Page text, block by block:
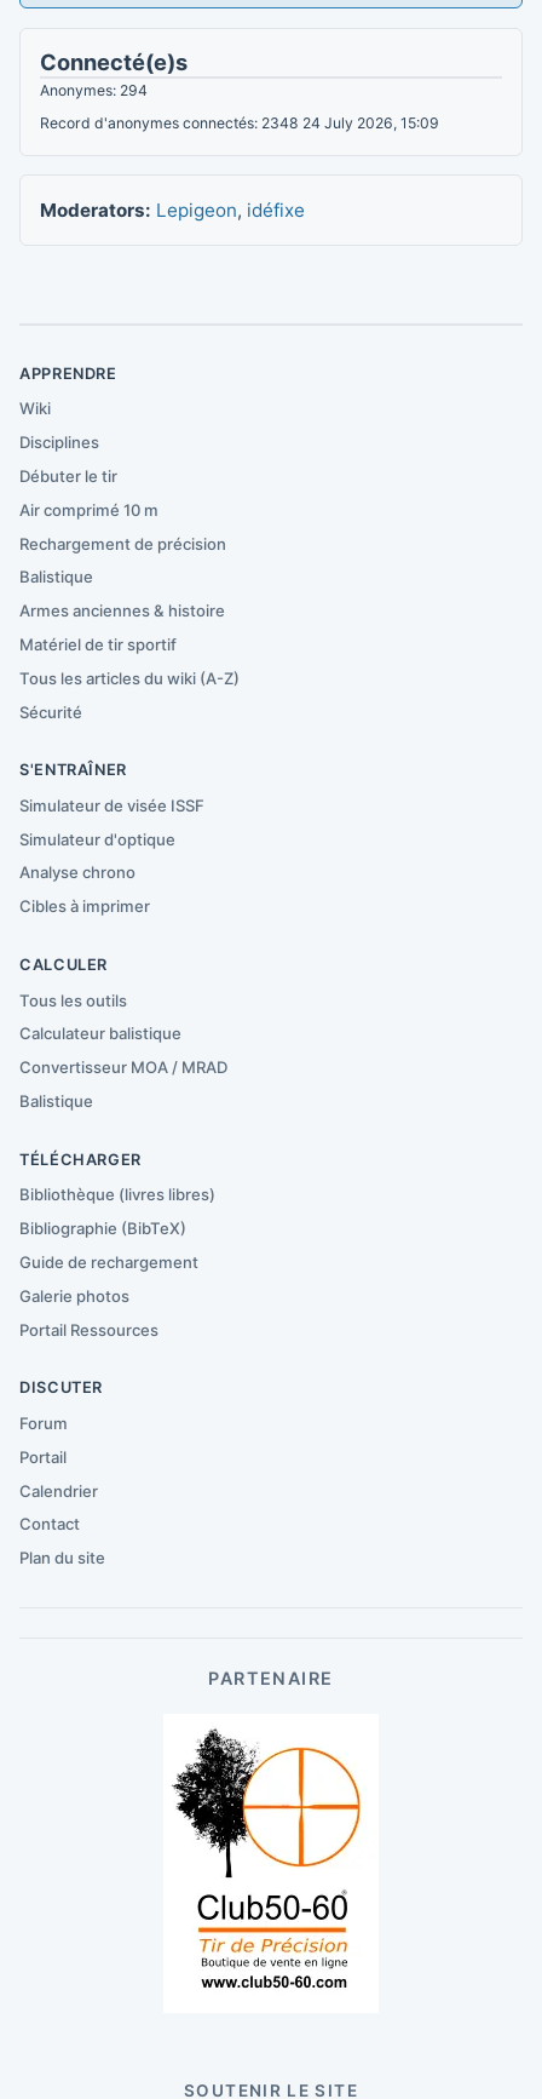
Connecté(e)s
Anonymes: 294
Record d'anonymes connectés: 2348 24 July 2026, 15:09
Moderators: Lepigeon, idéfixe
APPRENDRE
Wiki
Disciplines
Débuter le tir
Air comprimé 10 m
Rechargement de précision
Balistique
Armes anciennes & histoire
Matériel de tir sportif
Tous les articles du wiki (A-Z)
Sécurité
S'ENTRAÎNER
Simulateur de visée ISSF
Simulateur d'optique
Analyse chrono
Cibles à imprimer
CALCULER
Tous les outils
Calculateur balistique
Convertisseur MOA / MRAD
Balistique
TÉLÉCHARGER
Bibliothèque (livres libres)
Bibliographie (BibTeX)
Guide de rechargement
Galerie photos
Portail Ressources
DISCUTER
Forum
Portail
Calendrier
Contact
Plan du site
PARTENAIRE
SOUTENIR LE SITE